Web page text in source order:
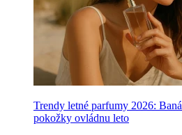
Trendy letné parfumy 2026:
pokožky ovládnu leto